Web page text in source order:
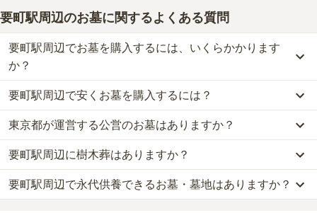
要町駅周辺のお墓に関するよくある質問
要町駅周辺でお墓を購入するには、いくらかかります
か？
要町駅周辺での購入費用の目安は、一般墓が約358万円、樹木葬が
約77万円、納骨堂が約48万円、永代供養墓が約35万円です。
一般墓を建てる場合は、「永代使用料（土地代）」と「墓石代」の
2つが主な費用となります。
要町駅周辺の一般墓の永代使用料の平均は
東
素材によって変わります。
要町駅周辺で安くお墓を購入するには？
要町駅周辺で一番安価なお墓は、瑞法寺 志村坂上淨苑
で、
3万円からお求めいただけます。
一般的に最も費用を抑えられるのは、他の方のご遺骨と一緒に埋葬
する「合祀墓（ごうしぼ）」と呼ばれるタイプです。個別のお墓に
比べて省スペースで管理の手間がかからないため、費用が安く設定
東京都が運営する公営のお墓はありますか？
要町駅周辺には、公営の霊園の掲載がありません。
一方で、東京都内には、県または市区町村が運営する公営の霊園が
16件あります。
要町駅周辺に樹木葬はありますか？
要町駅周辺には、1件の樹木葬があります。
詳しくは、要町駅周辺の樹木葬の一覧をご覧ください。
要町駅周辺で永代供養できるお墓・墓地はありますか？